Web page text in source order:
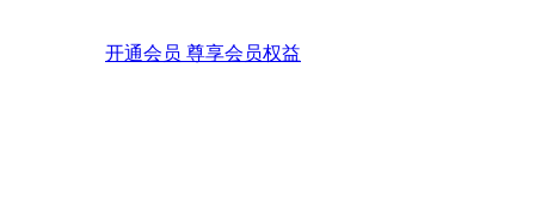
开通会员 尊享会员权益